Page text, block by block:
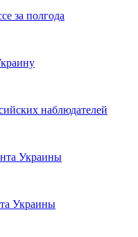
за полгода
наблюдателей
Украины
Украины